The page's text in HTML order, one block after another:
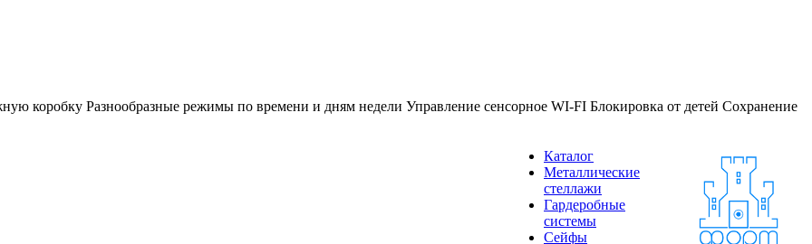
коробку Разнообразные режимы по времени и дням недели Управление сенсорное WI-FI Блокировка от детей Сохранение
Каталог
Металлические
стеллажи
Гардеробные
системы
Сейфы